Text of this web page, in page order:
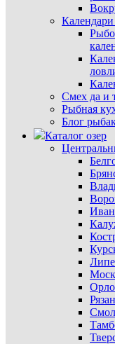
Смех да и
Рыбная
Блог
Каталог озер